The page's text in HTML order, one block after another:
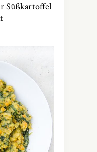
Süßkartoffel